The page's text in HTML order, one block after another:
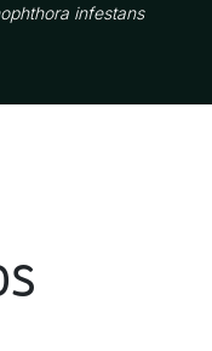
infestans